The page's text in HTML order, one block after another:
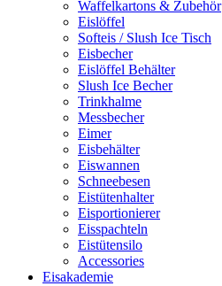
Waffelkartons & Zubehör
Eislöffel
Softeis / Slush Ice Tisch
Eisbecher
Eislöffel Behälter
Slush Ice Becher
Trinkhalme
Messbecher
Eimer
Eisbehälter
Eiswannen
Schneebesen
Eistütenhalter
Eisportionierer
Eisspachteln
Eistütensilo
Accessories
Eisakademie